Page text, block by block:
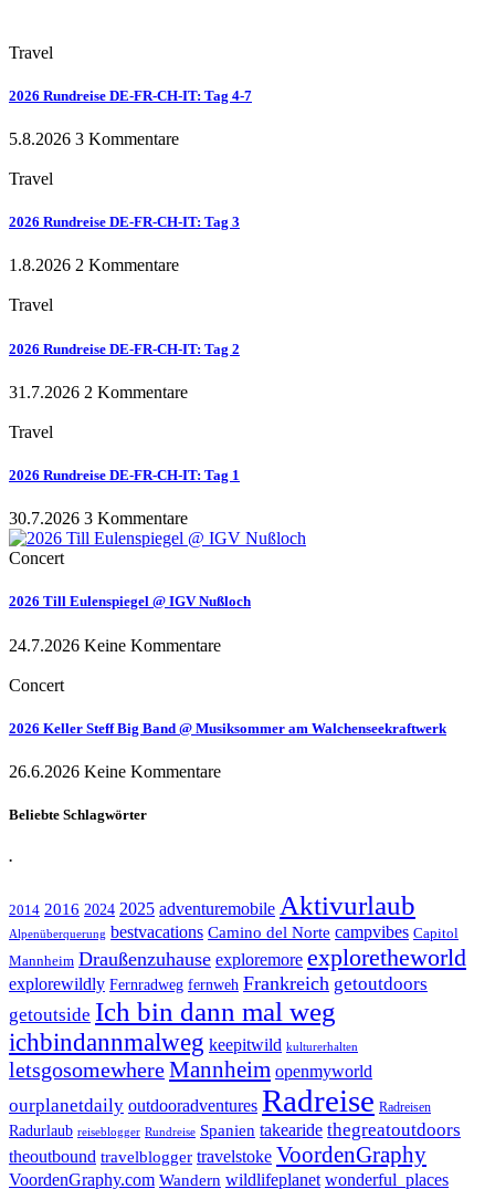
Travel
2026 Rundreise DE-FR-CH-IT: Tag 4-7
5.8.2026 3 Kommentare
Travel
2026 Rundreise DE-FR-CH-IT: Tag 3
1.8.2026 2 Kommentare
Travel
2026 Rundreise DE-FR-CH-IT: Tag 2
31.7.2026 2 Kommentare
Travel
2026 Rundreise DE-FR-CH-IT: Tag 1
30.7.2026 3 Kommentare
Concert
2026 Till Eulenspiegel @ IGV Nußloch
24.7.2026 Keine Kommentare
Concert
2026 Keller Steff Big Band @ Musiksommer am Walchenseekraftwerk
26.6.2026 Keine Kommentare
Beliebte Schlagwörter
.
2014 2016 2024 2025 adventuremobile Aktivurlaub
Alpenüberquerung bestvacations Camino del Norte campvibes Capitol
Mannheim Draußenzuhause exploremore exploretheworld
explorewildly Fernradweg fernweh Frankreich getoutdoors
getoutside Ich bin dann mal weg
ichbindannmalweg keepitwild kulturerhalten
letsgosomewhereMannheim openmyworld
ourplanetdaily outdooradventures Radreise Radreisen
Radurlaub reiseblogger Rundreise Spanien takearide thegreatoutdoors
theoutbound travelblogger travelstoke VoordenGraphy
VoordenGraphy.com Wandern wildlifeplanet wonderful_places